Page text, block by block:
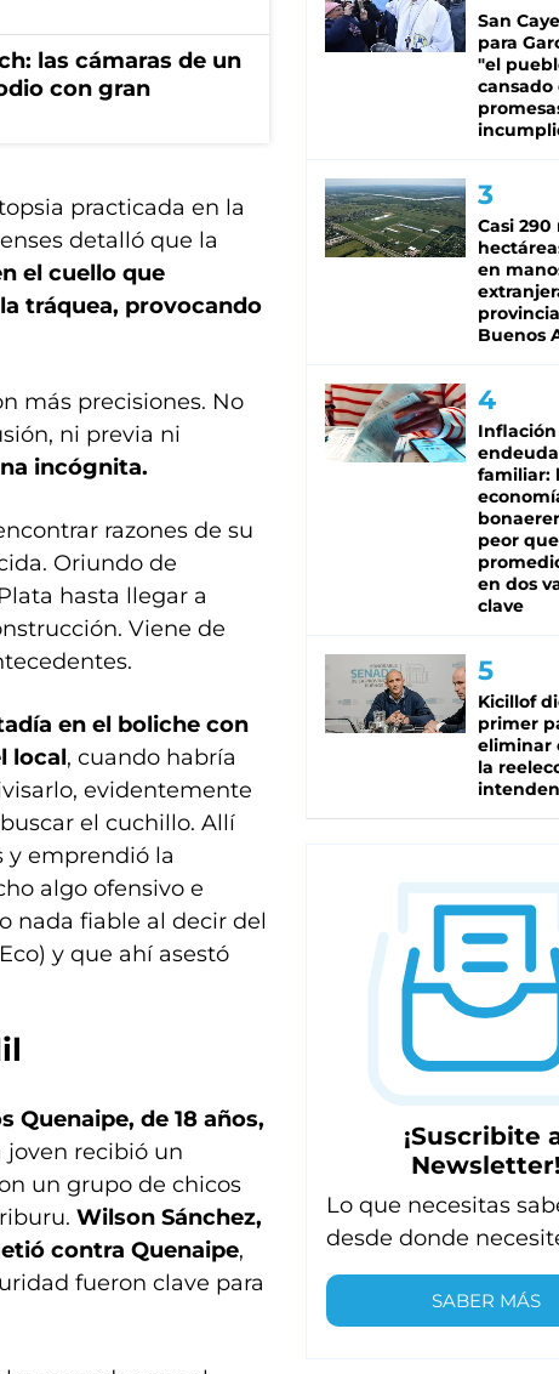
las cámaras de un
con gran
practicada en la
detalló que la
el cuello que
tráquea, provocando
más precisiones. No
ni previa ni
incógnita.
razones de su
Oriundo de
hasta llegar a
Viene de
en el boliche con
local, cuando habría
evidentemente
el cuchillo. Allí
y emprendió la
algo ofensivo e
nada fiable al decir del
y que ahí asestó
Quenaipe, de 18 años,
joven recibió un
un grupo de chicos
Wilson Sánchez,
contra Quenaipe,
fueron clave para
San
para
"el
cansado
Casi 290
en
Buenos
Inflación
familiar:
peor
en dos
clave
Kicillof
primer
eliminar
la
¡Suscribite
Newsletter!
Lo que necesitas
desde donde
SABER MÁS